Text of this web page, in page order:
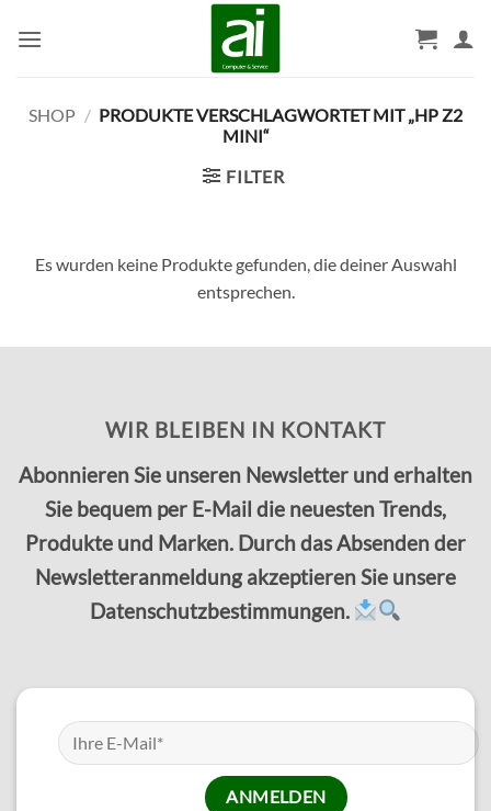
Inhalt
SHOP / PRODUKTE VERSCHLAGWORTET MIT „HP Z2
MINI“
FILTER
Es wurden keine Produkte gefunden, die deiner Auswahl
entsprechen.
WIR BLEIBEN IN KONTAKT
Abonnieren Sie unseren Newsletter und erhalten
Sie bequem per E-Mail die neuesten Trends,
Produkte und Marken. Durch das Absenden der
Newsletteranmeldung akzeptieren Sie unsere
Datenschutzbestimmungen.